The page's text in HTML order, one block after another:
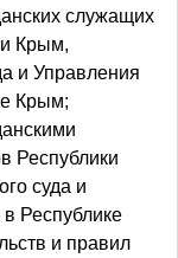
служащих
Крым,
и Управления
Крым;
Республики
суда и
Республике
и правил